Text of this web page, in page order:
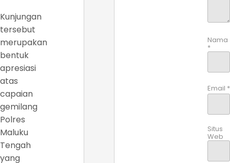
Kunjungan
tersebut
merupakan
bentuk
apresiasi
atas
capaian
gemilang
Polres
Maluku
Tengah
yang
Nama
*
Email *
Situs
Web